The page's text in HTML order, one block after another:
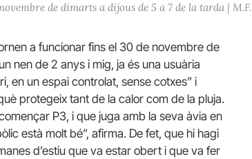
de dimarts a dijous de 5 a 7 de la tarda | M.F.
a funcionar fins el 30 de novembre de
nen de 2 anys i mig, ja és una usuària
en un espai controlat, sense cotxes” i
protegeix tant de la calor com de la pluja.
P3, i que juga amb la seva àvia en
està molt bé”, afirma. De fet, que hi hagi
d’estiu que va estar obert i que va fer